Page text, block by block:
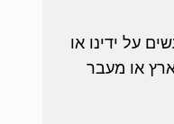
על ידינו או
או מעבר